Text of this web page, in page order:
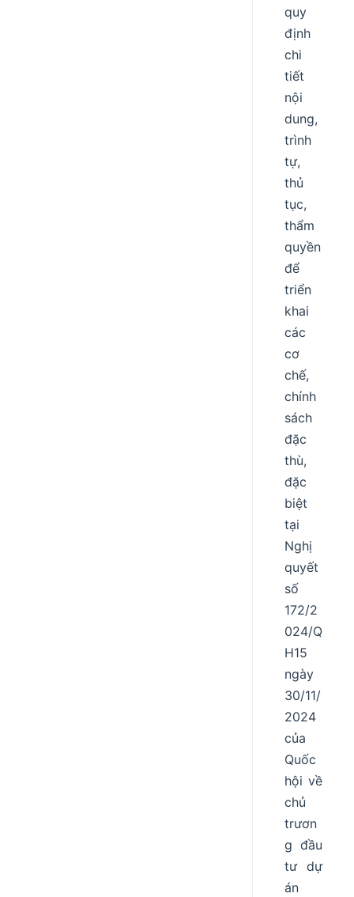
quy
định
chi
tiết
nội
dung,
trình
tự,
thủ
tục,
thẩm
quyền
để
triển
khai
các
cơ
chế,
chính
sách
đặc
thù,
đặc
biệt
tại
Nghị
quyết
số
172/2
024/Q
H15
ngày
30/11/
2024
của
Quốc
hội về
chủ
trươn
g đầu
tư dự
án